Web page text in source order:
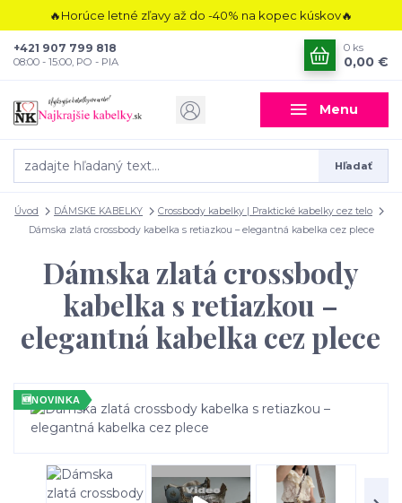
🔥Horúce letné zľavy až do -40% na kopec kúskov🔥
Menu
Hľadať
+421 907 799 818
08:00 - 15:00, PO - PIA
0 ks
0,00 €
Úvod DÁMSKE KABELKY
Crossbody kabelky | Praktické kabelky cez telo
Dámska zlatá crossbody kabelka s retiazkou – elegantná kabelka cez plece
Dámska zlatá crossbody
kabelka s retiazkou –
elegantná kabelka cez plece
🆕NOVINKA